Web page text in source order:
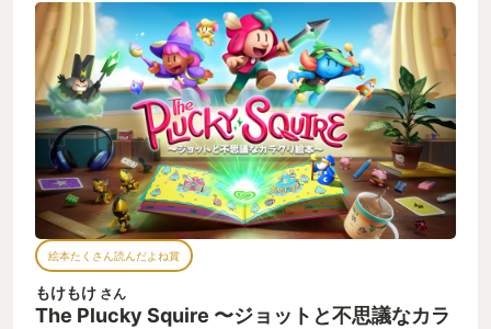
絵本たくさん読んだよね賞
もけもけ さん
The Plucky Squire 〜ジョットと不思議なカラ